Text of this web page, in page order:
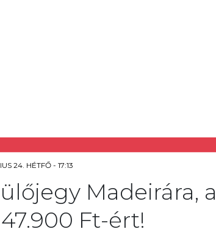
24. HÉTFŐ - 17:13
Madeirára,
Ft-ért!